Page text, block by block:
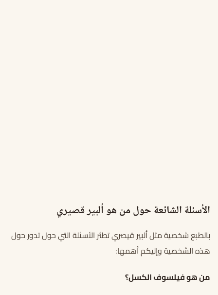
الأسئلة الشائعة حول من هو ألبير قصيري
بالطبع شخصية مثل ألبير قيصري تطثر الأسئلة التي حول تدور حول
هذه الشخصية وإليكم أهمها:
من هو فيلسوف الكسل؟